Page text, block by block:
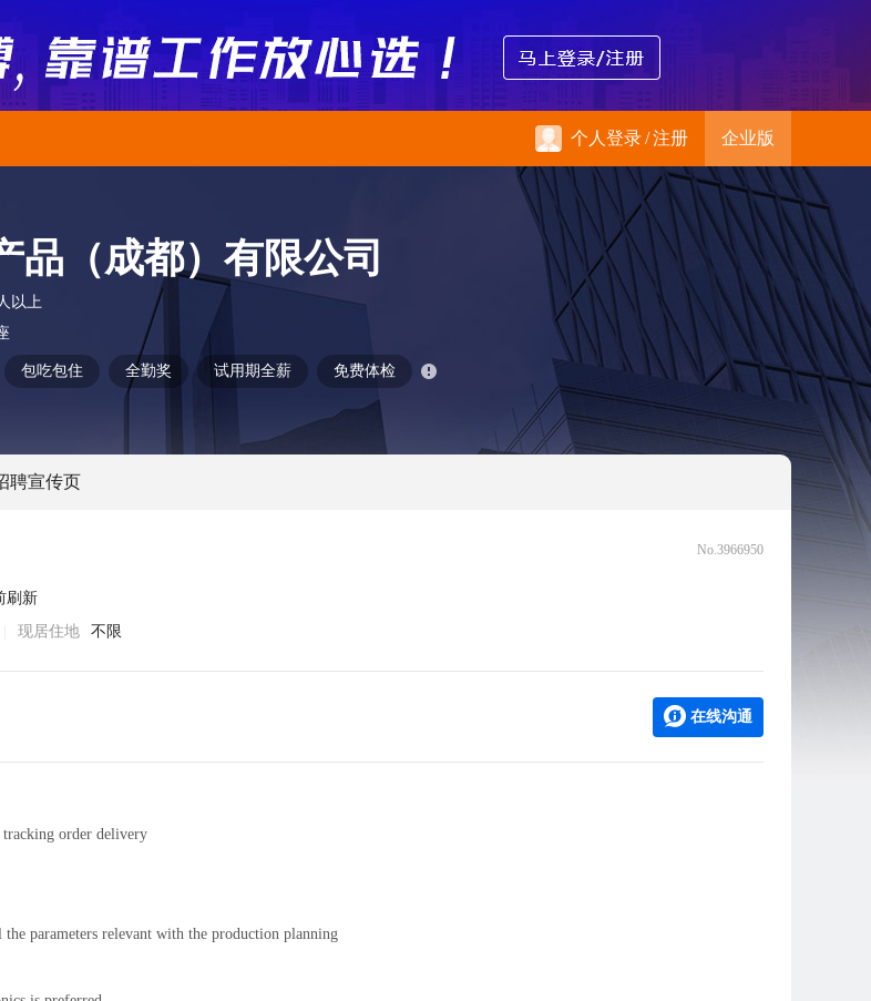
个人登录/注册 企业版
品（成都）有限公司
以上
包吃包住 全勤奖 试用期全薪 免费体检
聘宣传页
No.3966950
刷新
现居住地 不限
在线沟通
tracking order delivery
parameters relevant with the production planning